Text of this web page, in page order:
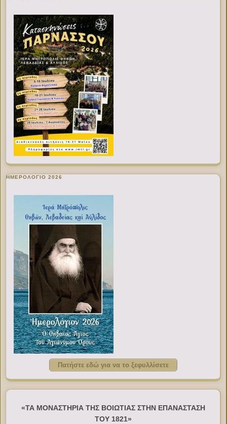
ΗΜΕΡΟΛΟΓΙΟ 2026
Πατήστε εδώ για να το ξεφυλλίσετε
«ΤΑ ΜΟΝΑΣΤΗΡΙΑ ΤΗΣ ΒΟΙΩΤΙΑΣ ΣΤΗΝ ΕΠΑΝΑΣΤΑΣΗ
ΤΟΥ 1821»